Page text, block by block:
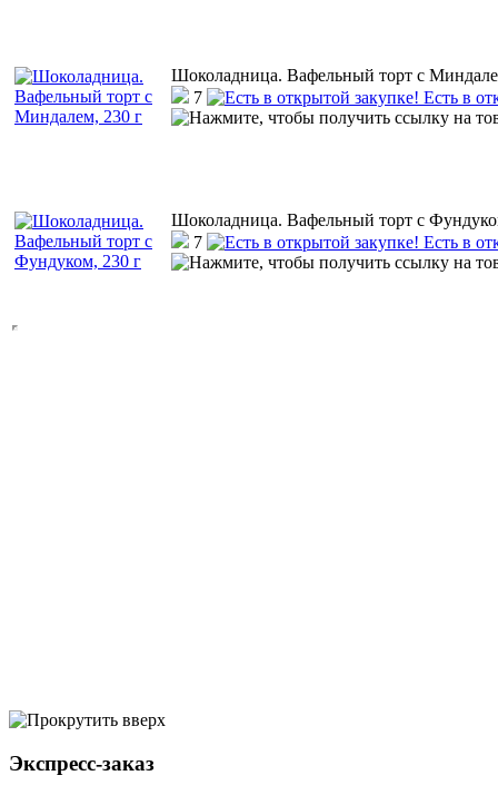
Шоколадница. Вафельный торт с
7
Есть в
Шоколадница. Вафельный торт с
7
Есть в
Экспресс-заказ